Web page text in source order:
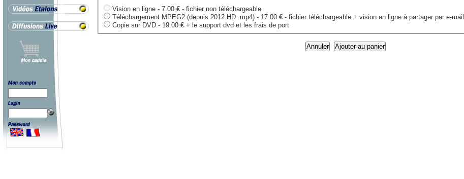
Vision en ligne - 7.00 € - fichier non téléchargeable
Téléchargement MPEG2 (depuis 2012 HD .mp4) - 17.00 € - fichier téléchargeable + vision en ligne à partager par e-mail
Copie sur DVD - 19.00 € + le support dvd et les frais de port